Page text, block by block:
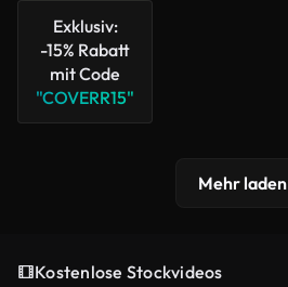
Exklusiv:
-15% Rabatt
mit Code
"COVERR15"
Mehr laden
Kostenlose Stockvideos